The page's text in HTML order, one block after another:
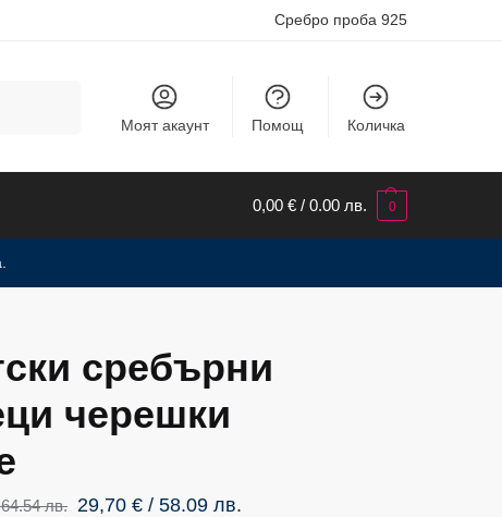
Сребро проба 925
Моят акаунт Помощ Количка
0,00 € / 0.00 лв. 0
сребърни
черешки
лв. 29,70€ / 58.09 лв.